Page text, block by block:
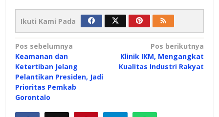
Ikuti Kami Pada
Navigasi
pos
Pos sebelumnya
Keamanan dan
Ketertiban Jelang
Pelantikan Presiden, Jadi
Prioritas Pemkab
Gorontalo
Pos berikutnya
Klinik IKM, Mengangkat
Kualitas Industri Rakyat